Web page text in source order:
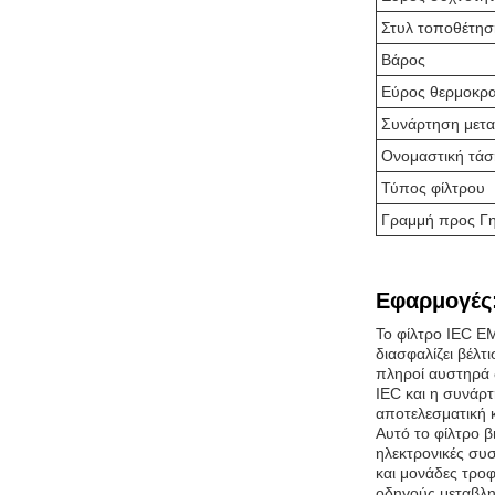
Στυλ
Βάρος
Εύρος
Συνάρτηση
Ονομαστική
Τύπος φίλτρου
Γραμμή προς
Το φίλτρο IEC
διασφαλίζει
πληροί αυστηρά
IEC και η
αποτελεσματική
Αυτό το φίλτρο
ηλεκτρονικές
και μονάδες